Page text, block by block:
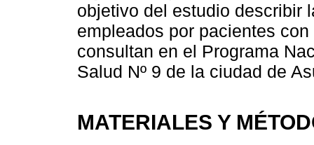
objetivo del estudio describir
empleados por pacientes
consultan en el Programa
Salud Nº 9 de la ciudad de
MATERIALES Y